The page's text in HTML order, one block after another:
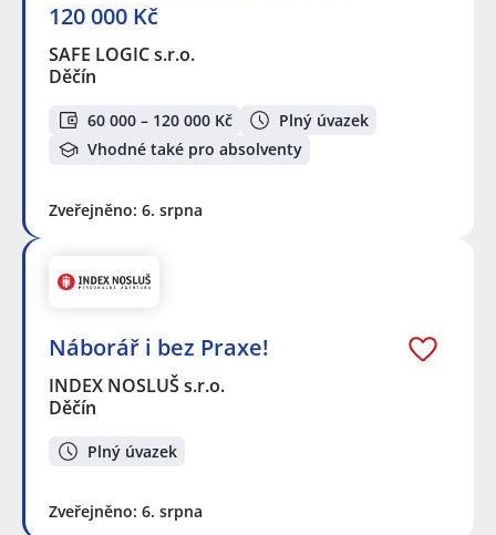
120 000 Kč
SAFE LOGIC s.r.o.
Děčín
60 000 – 120 000 Kč
Plný úvazek
Vhodné také pro absolventy
Zveřejněno: 6. srpna
Náborář i bez Praxe!
INDEX NOSLUŠ s.r.o.
Děčín
Plný úvazek
Zveřejněno: 6. srpna